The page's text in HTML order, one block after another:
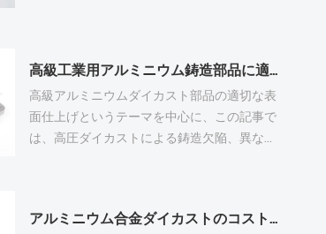
細に解説し、主流の熱間加工用鋼材の3つの
グレード（標準H13、ESR改良型、超高焼入れ
性特殊グレード）を比較する。焼入れ性の低
さが金型貫通割れを引き起こす仕組みを説明
補助的な熱バランス調整および表面処理プロ
高級工業用アルミニウム鋳造部品に適した表面仕上げとは？
高級アルミニウムダイカスト部品の適切な表
面仕上げというテーマを中心に、この記事で
は、高圧ダイカストによる鋳造欠陥、異なる
較という 5 つの重要な側面を分析します。気
アルミニウム合金ダイカストのコストはいくらですか？